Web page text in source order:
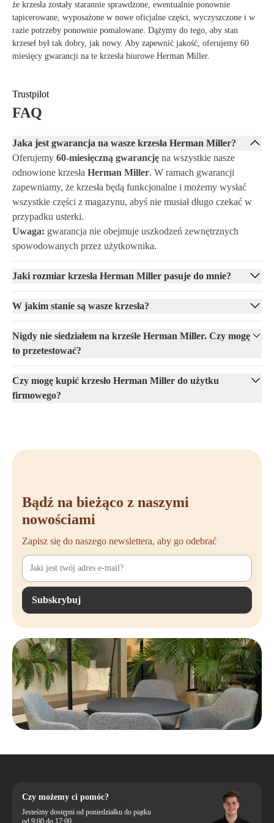
Tapicerka Pellicle-mesh – Oddychający materiał, który dostosowuje
się do ciała, jednocześnie promując cyrkulację powietrza.
Trwały i odporny na zużycie – Wysokiej jakości materiały, które
zapewniają wiele lat użytkowania bez kompromisów w komforcie.
Kolor Tuxedo – Zgrabny i nowoczesny wygląd, który płynnie
Wsparcie dla różnych pozycji siedzących – Od pochylania się do
wsparcie.
że krzesła zostały starannie sprawdzone, ewentualnie ponownie
tapicerowane, wyposażone w nowe oficjalne części, wyczyszczone i w
razie potrzeby ponownie pomalowane. Dążymy do tego, aby stan
krzeseł był tak dobry, jak nowy. Aby zapewnić jakość, oferujemy 60
miesięcy gwarancji na te krzesła biurowe Herman Miller.
Trustpilot
FAQ
Jaka jest gwarancja na wasze krzesła Herman Miller?
Oferujemy 60-miesięczną gwarancję na wszystkie nasze
odnowione krzesła Herman Miller. W ramach gwarancji
zapewniamy, że krzesła będą funkcjonalne i możemy wysłać
wszystkie części z magazynu, abyś nie musiał długo czekać w
przypadku usterki.
Uwaga: gwarancja nie obejmuje uszkodzeń zewnętrznych
spowodowanych przez użytkownika.
Jaki rozmiar krzesła Herman Miller pasuje do mnie?
W jakim stanie są wasze krzesła?
Nigdy nie siedziałem na krześle Herman Miller. Czy mogę
to przetestować?
Czy mogę kupić krzesło Herman Miller do użytku
firmowego?
Bądź na bieżąco z naszymi
nowościami
Zapisz się do naszego newslettera, aby go odebrać
Subskrybuj
Czy możemy ci pomóc?
Jesteśmy dostępni od poniedziałku do piątku
od 9:00 do 17:00.